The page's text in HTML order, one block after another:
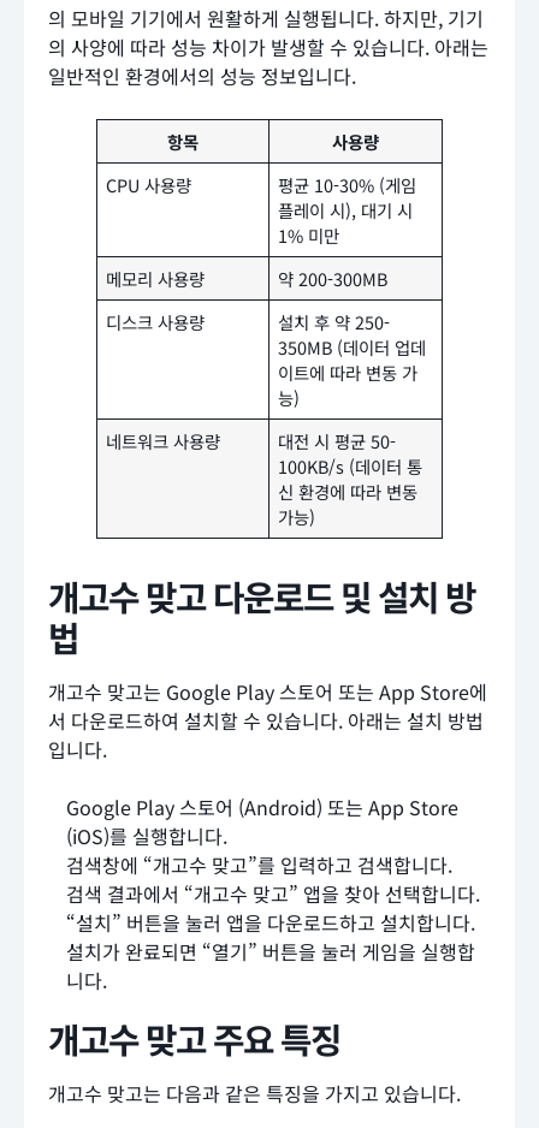
의 모바일 기기에서 원활하게 실행됩니다. 하지만, 기기
의 사양에 따라 성능 차이가 발생할 수 있습니다. 아래는
일반적인 환경에서의 성능 정보입니다.
항목
사용량
CPU 사용량
평균 10-30% (게임
플레이 시), 대기 시
1% 미만
메모리 사용량
약 200-300MB
디스크 사용량
설치 후 약 250-
350MB (데이터 업데
이트에 따라 변동 가
능)
네트워크 사용량
대전 시 평균 50-
100KB/s (데이터 통
신 환경에 따라 변동
가능)
개고수 맞고 다운로드 및 설치 방
법
개고수 맞고는 Google Play 스토어 또는 App Store에
서 다운로드하여 설치할 수 있습니다. 아래는 설치 방법
입니다.
Google Play 스토어 (Android) 또는 App Store
(iOS)를 실행합니다.
검색창에 “개고수 맞고”를 입력하고 검색합니다.
검색 결과에서 “개고수 맞고” 앱을 찾아 선택합니다.
“설치” 버튼을 눌러 앱을 다운로드하고 설치합니다.
설치가 완료되면 “열기” 버튼을 눌러 게임을 실행합
니다.
개고수 맞고 주요 특징
개고수 맞고는 다음과 같은 특징을 가지고 있습니다.